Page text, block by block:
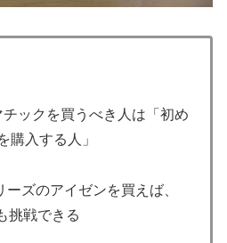
チックを買うべき人は「初め
購入する人」
ーズのアイゼンを買えば、
挑戦できる